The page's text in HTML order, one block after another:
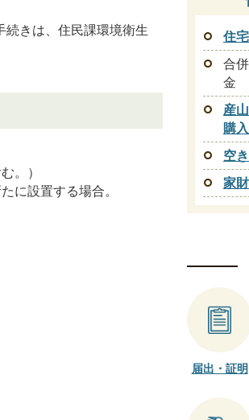
続きは、住民課環境衛生
。）
に設置する場合。
住
合
金
産
購
空
家
届出・証明